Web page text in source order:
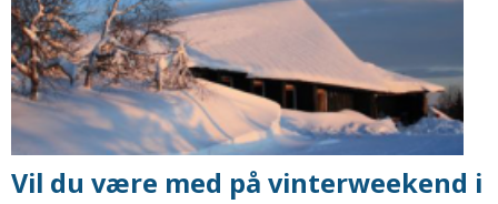
Vil du være med på vinterweekend i